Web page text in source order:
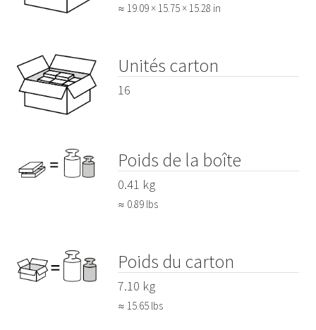
≈ 19.09 × 15.75 × 15.28 in
Unités carton
16
Poids de la boîte
0.41 kg
≈ 0.89 lbs
Poids du carton
7.10 kg
≈ 15.65 lbs